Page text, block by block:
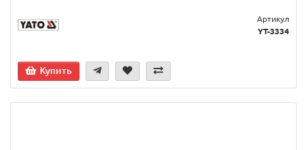
Артикул
YT-3334
Купить